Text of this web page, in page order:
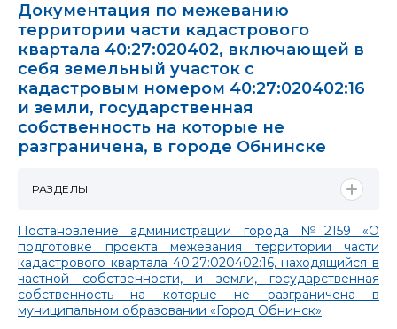
Документация по межеванию
территории части кадастрового
квартала 40:27:020402, включающей в
себя земельный участок с
кадастровым номером 40:27:020402:16
и земли, государственная
собственность на которые не
разграничена, в городе Обнинске
Постановление администрации города №2159 «О
подготовке проекта межевания территории части
кадастрового квартала 40:27:020402:16, находящийся в
частной собственности, и земли, государственная
собственность на которые не разграничена в
муниципальном образовании «Город Обнинск»
РАЗДЕЛЫ